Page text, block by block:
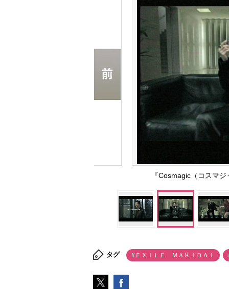
『Cosmagic（コスマ
タグ #ＥＸＩＬＥ ＭＡＫＩＤＡＩ